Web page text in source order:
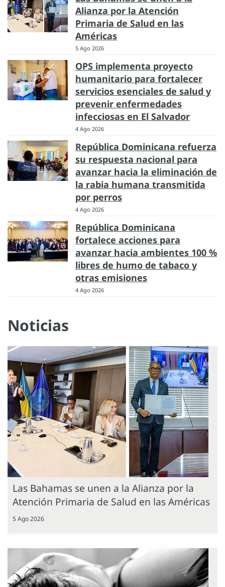
Alianza por la Atención
Primaria de Salud en las
Américas
5 Ago 2026
OPS implementa proyecto
humanitario para fortalecer
servicios esenciales de salud y
prevenir enfermedades
infecciosas en El Salvador
4 Ago 2026
República Dominicana refuerza
su respuesta nacional para
avanzar hacia la eliminación de
la rabia humana transmitida
por perros
4 Ago 2026
República Dominicana
fortalece acciones para
avanzar hacia ambientes 100 %
libres de humo de tabaco y
otras emisiones
4 Ago 2026
Noticias
Las Bahamas se unen a la Alianza por la
Atención Primaria de Salud en las Américas
5 Ago 2026